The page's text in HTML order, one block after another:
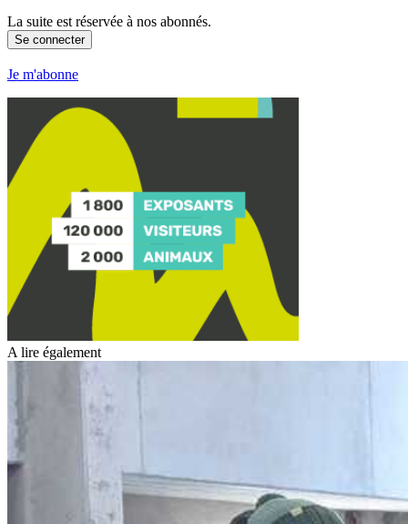
La suite est réservée à nos abonnés.
Se connecter
Je m'abonne
A lire également